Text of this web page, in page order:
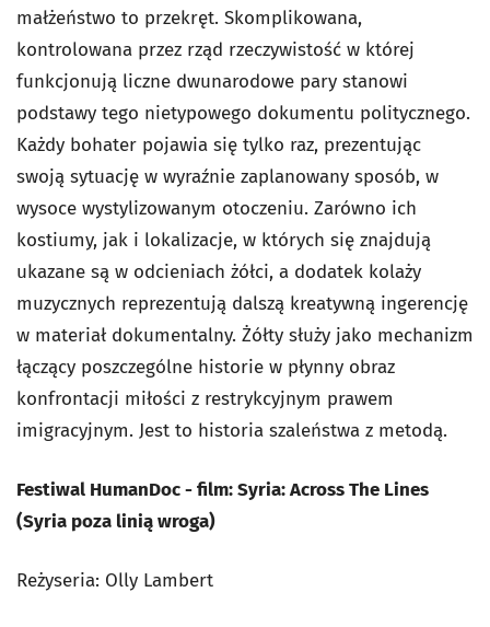
małżeństwo to przekręt. Skomplikowana,
kontrolowana przez rząd rzeczywistość w której
funkcjonują liczne dwunarodowe pary stanowi
podstawy tego nietypowego dokumentu politycznego.
Każdy bohater pojawia się tylko raz, prezentując
swoją sytuację w wyraźnie zaplanowany sposób, w
wysoce wystylizowanym otoczeniu. Zarówno ich
kostiumy, jak i lokalizacje, w których się znajdują
ukazane są w odcieniach żółci, a dodatek kolaży
muzycznych reprezentują dalszą kreatywną ingerencję
w materiał dokumentalny. Żółty służy jako mechanizm
łączący poszczególne historie w płynny obraz
konfrontacji miłości z restrykcyjnym prawem
imigracyjnym. Jest to historia szaleństwa z metodą.
Festiwal HumanDoc - film: Syria: Across The Lines
(Syria poza linią wroga)
Reżyseria: Olly Lambert